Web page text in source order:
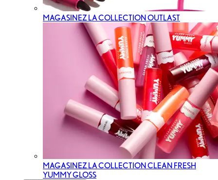
MAGASINEZ LA COLLECTION OUTLAST
MAGASINEZ LA COLLECTION CLEAN FRESH
YUMMY GLOSS